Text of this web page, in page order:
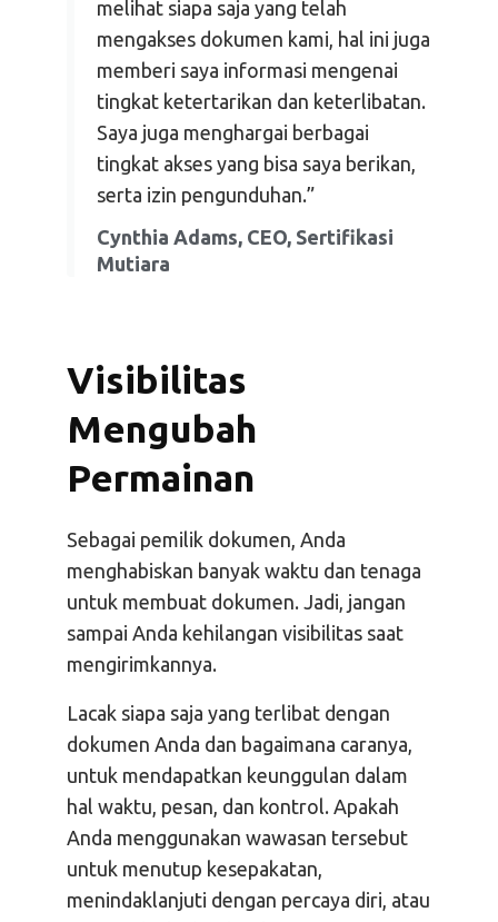
melihat siapa saja yang telah
mengakses dokumen kami, hal ini juga
memberi saya informasi mengenai
tingkat ketertarikan dan keterlibatan.
Saya juga menghargai berbagai
tingkat akses yang bisa saya berikan,
serta izin pengunduhan.”
Cynthia Adams, CEO, Sertifikasi
Mutiara
Visibilitas
Mengubah
Permainan
Sebagai pemilik dokumen, Anda
menghabiskan banyak waktu dan tenaga
untuk membuat dokumen. Jadi, jangan
sampai Anda kehilangan visibilitas saat
mengirimkannya.
Lacak siapa saja yang terlibat dengan
dokumen Anda dan bagaimana caranya,
untuk mendapatkan keunggulan dalam
hal waktu, pesan, dan kontrol. Apakah
Anda menggunakan wawasan tersebut
untuk menutup kesepakatan,
menindaklanjuti dengan percaya diri, atau